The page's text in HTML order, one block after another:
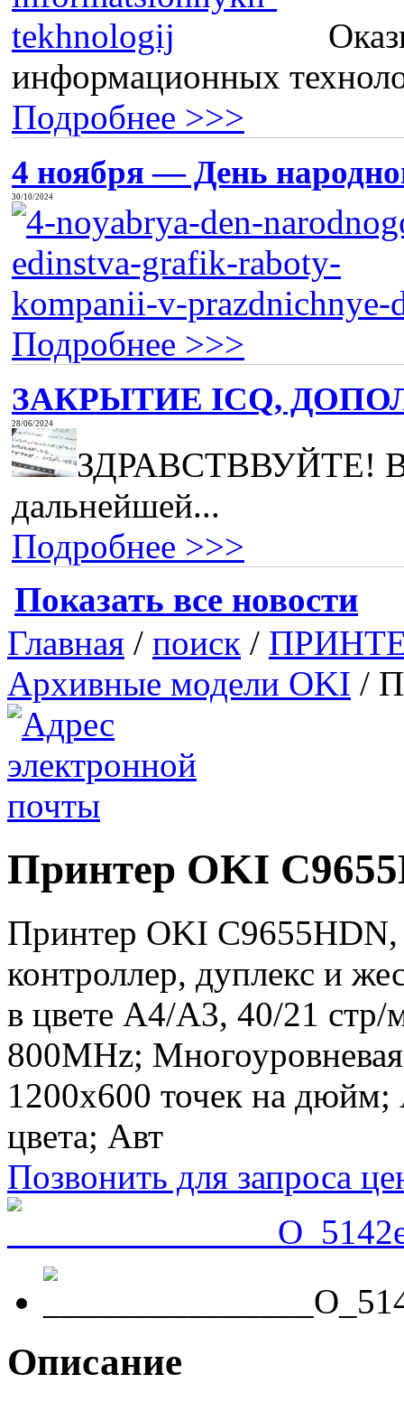
информационных
Подробнее >>>
4 ноября — День
30/10/2024
Подробнее >>>
ЗАКРЫТИЕ ICQ,
28/06/2024
ЗДРАВСТВВУЙТЕ! В
дальнейшей...
Подробнее >>>
Показать все новости
Главная / поиск /
Архивные модели OKI /
Принтер OKI
Принтер OKI C9655HDN,
контроллер, дуплекс и
в цвете A4/A3, 40/21
800MHz;
1200x600 точек на дюйм;
цвета; Авт
Позвонить для запроса
Описание